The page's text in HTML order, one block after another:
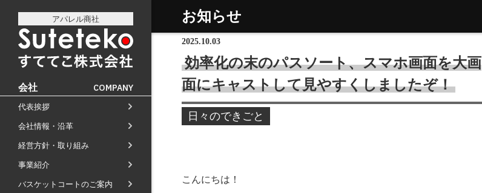
アパレル商社
会社 COMPANY
代表挨拶 社長プロフィール
会社のこれまでとこれから
会社情報・沿革 会社情報
組織図
経営方針・取り組み
取り組み
事業紹介
自社PB製造販売事業
バスケットコートのご案内
お知らせ
2025.10.03
効率化の末のパスソート、スマホ画面を大画
面にキャストして見やすくしましたぞ！
日々のできごと
こんにちは！